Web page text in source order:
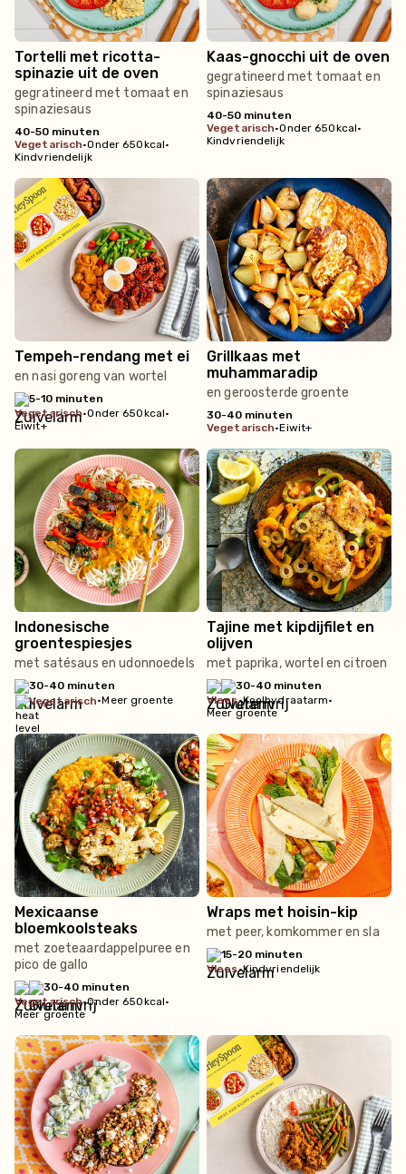
Tortelli met ricotta-
spinazie uit de oven
gegratineerd met tomaat en
spinaziesaus
40-50 minuten
vegetarisch•Onder 650kcal•
Kindvriendelijk
Kaas-gnocchi uit de oven
gegratineerd met tomaat en
spinaziesaus
40-50 minuten
vegetarisch•Onder 650kcal•
Kindvriendelijk
Tempeh-rendang met ei
en nasi goreng van wortel
5-10 minuten
vegetarisch•Onder 650kcal•
Eiwit+
Grillkaas met
muhammaradip
en geroosterde groente
30-40 minuten
vegetarisch•Eiwit+
Indonesische
groentespiesjes
met satésaus en udonnoedels
30-40 minuten
vegetarisch•Meer groente
Tajine met kipdijfilet en
olijven
met paprika, wortel en citroen
30-40 minuten
vlees•Koolhydraatarm•
Meer groente
Mexicaanse
bloemkoolsteaks
met zoeteaardappelpuree en
pico de gallo
30-40 minuten
vegetarisch•Onder 650kcal•
Meer groente
Wraps met hoisin-kip
met peer, komkommer en sla
15-20 minuten
vlees•Kindvriendelijk